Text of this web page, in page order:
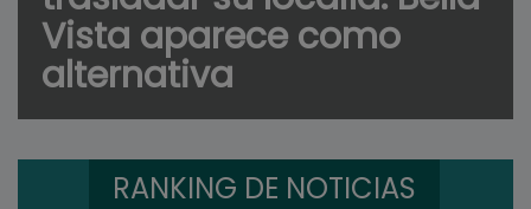
Vista aparece como
alternativa
RANKING DE NOTICIAS